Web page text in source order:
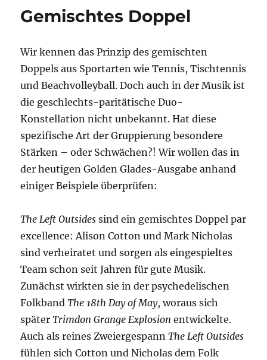
Gemischtes Doppel
Wir kennen das Prinzip des gemischten
Doppels aus Sportarten wie Tennis, Tischtennis
und Beachvolleyball. Doch auch in der Musik ist
die geschlechts-paritätische Duo-
Konstellation nicht unbekannt. Hat diese
spezifische Art der Gruppierung besondere
Stärken – oder Schwächen?! Wir wollen das in
der heutigen Golden Glades-Ausgabe anhand
einiger Beispiele überprüfen:
The Left Outsides sind ein gemischtes Doppel par
excellence: Alison Cotton und Mark Nicholas
sind verheiratet und sorgen als eingespieltes
Team schon seit Jahren für gute Musik.
Zunächst wirkten sie in der psychedelischen
FolkbandThe 18th Day of May, woraus sich
späterTrimdon Grange Explosion entwickelte.
Auch als reines ZweiergespannThe Left Outsides
fühlen sich Cotton und Nicholas dem Folk